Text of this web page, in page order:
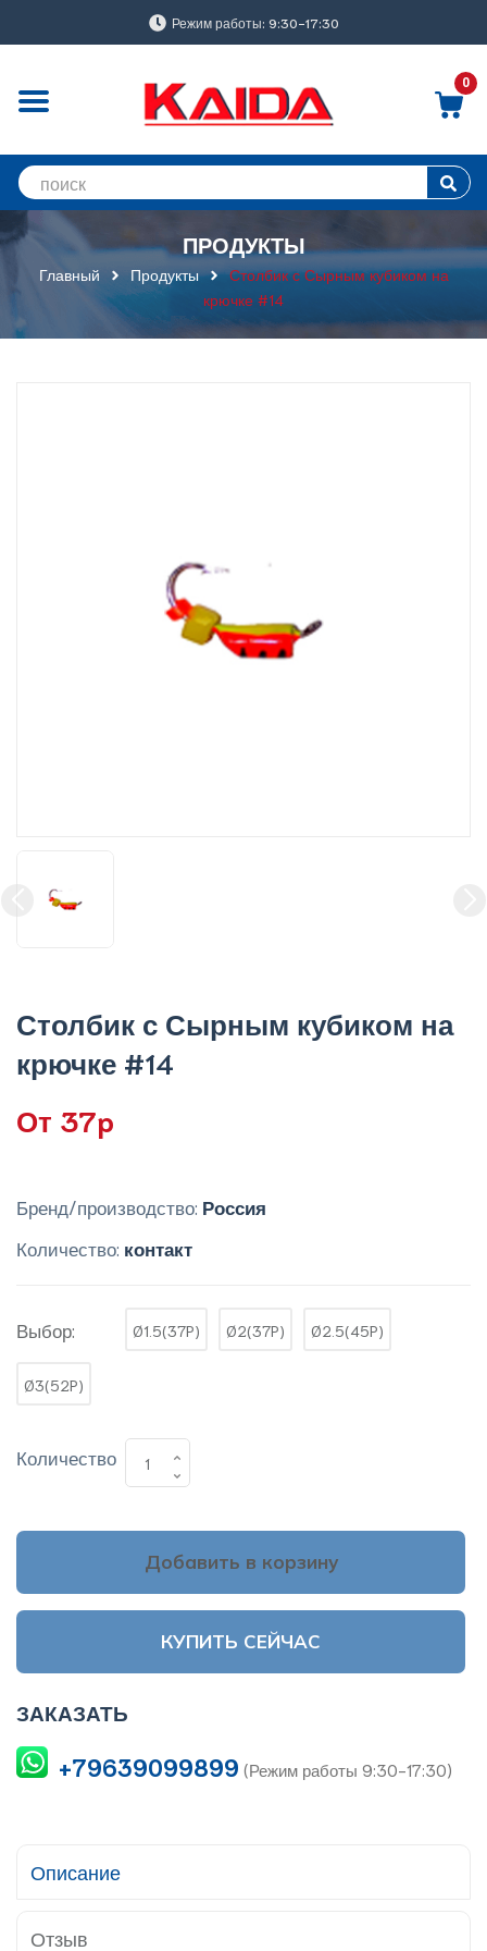
Режим работы: 9:30-17:30
0
ПРОДУКТЫ
Главный Продукты
Столбик с Сырным кубиком на
крючке #14
Столбик с Сырным кубиком на
крючке #14
От 37p
Бренд/производство: Россия
Количество: контакт
Выбор: Ø1.5(37P) Ø2(37P) Ø2.5(45P)
Ø3(52P)
Количество
Добавить в корзину
КУПИТЬ СЕЙЧАС
ЗАКАЗАТЬ
+79639099899 (Режим работы 9:30-17:30)
Описание
Отзыв